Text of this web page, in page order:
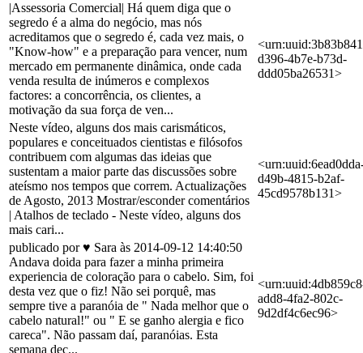
|Assessoria Comercial| Há quem diga que o
segredo é a alma do negócio, mas nós
acreditamos que o segredo é, cada vez mais, o
"Know-how" e a preparação para vencer, num
mercado em permanente dinâmica, onde cada
venda resulta de inúmeros e complexos
factores: a concorrência, os clientes, a
motivação da sua força de ven...
d396-4b7e-b73d-
ddd05ba26531>
Neste vídeo, alguns dos mais carismáticos,
populares e conceituados cientistas e filósofos
contribuem com algumas das ideias que
sustentam a maior parte das discussões sobre
ateísmo nos tempos que correm. Actualizações
de Agosto, 2013 Mostrar/esconder comentários
| Atalhos de teclado - Neste vídeo, alguns dos
mais cari...
d49b-4815-b2af-
45cd9578b131>
publicado por ♥ Sara às 2014-09-12 14:40:50
Andava doida para fazer a minha primeira
experiencia de coloração para o cabelo. Sim, foi
desta vez que o fiz! Não sei porquê, mas
sempre tive a paranóia de " Nada melhor que o
cabelo natural!" ou " E se ganho alergia e fico
careca". Não passam daí, paranóias. Esta
semana dec...
add8-4fa2-802c-
9d2df4c6ec96>